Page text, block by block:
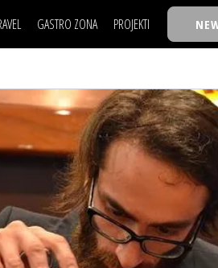
GASTRO ZONA PROJEKTI
TASTY TALKS
30 ISPOD 30
BACK TO
BIZBENDOVI
BIZKOLEGIJUM
BMW BIZNIS LIGA
NAJKOLEGA
30 ISPOD 30
BACK TO
BIZBENDOVI
BIZKOLEGIJUM
BMW BIZNIS LIGA
BIZLIFE WEEK
IZJAVA GODINE